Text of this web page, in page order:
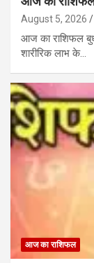
August 5, 2026
आज का राशिफल
शारीरिक लाभ के…
आज का राशिफल